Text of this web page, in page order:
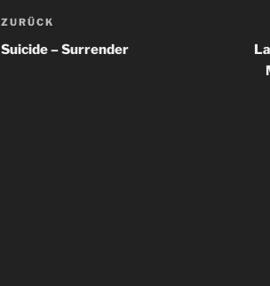
Beitragsnavigation
Vorheriger
Beitrag
ZURÜCK
Suicide – Surrender